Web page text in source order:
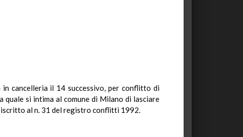
cancelleria il 14 successivo, per conflitto di
si intima al comune di Milano di lasciare
iscritto al n. 31 del registro conflitti 1992.